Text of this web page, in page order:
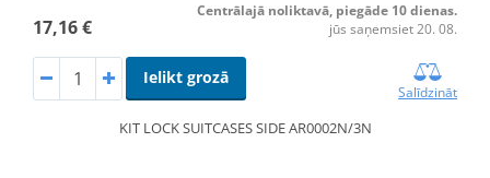
17,16 €
Centrālajā noliktavā, piegāde 10 dienas.
jūs saņemsiet 20. 08.
Ielikt grozā
Salīdzināt
KIT LOCK SUITCASES SIDE AR0002N/3N